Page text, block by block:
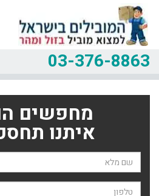
03-376-8863
מחפשים
איתנו
שם השולח
טלפון